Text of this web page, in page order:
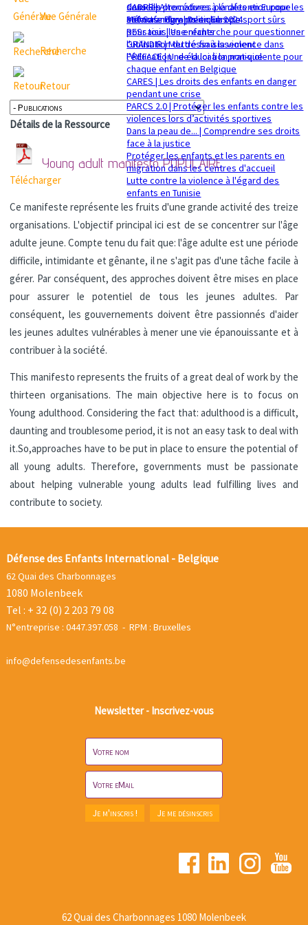
sexuelle
Mémorandum politique 2024
dans les procédures pénales en Europe
360 Safe Play | Des clubs de sport sûrs
pour tous les enfants
GRANDIR | Mettre fin à la violence dans
l’éducation : de la loi à la pratique
CADRE | Alternatives à la détention pour les
enfants migrants en Europe
RESsaisir | Une recherche pour questionner
l'utilisation du déssaisissement
PREFACE | Une éducation non-violente pour
chaque enfant en Belgique
CARES | Les droits des enfants en danger
pendant une crise
PARCS 2.0 | Protéger les enfants contre les
violences lors d’activités sportives
Dans la peau de... | Comprendre ses droits
face à la justice
Protéger les enfants et les parents en
migration dans les centres d'accueil
Lutte contre la violence à l'égard des
enfants en Tunisie
Vue Générale
Recherche
Retour
Détails de la Ressource
Young adult manifestoPOPULAIRE
Télécharger
Ce manifeste représente les fruits d'une grande activité des treize
organisations. L'objectif principal ici est de se concentrer sur l'âge
adulte jeune. Compte tenu du fait que: l'âge adulte est une période
difficile, intimidante et gênante, il ne s'agit pas d'une tâche facile à
gérer. Par conséquent, des approches doivent être mises en place
pour assurer le potentiel de tous les jeunes adultes. Par
conséquent, les gouvernements doivent être passionnés d'aider
les jeunes adultes vulnérables à mener une vie épanouissante et à
contribuer à la société.
This manifesto represents the fruits of a great deal of work by the
thirteen organisations. The main objective here is to focus on
Young adulthood. Considering the fact that: adulthood is a difficult,
daunting and troublesome period, it is not an easy task to deal with
it.So,approaches have to be put in place to ensure the potential of
all young adults. Therefore, governments must be passionate
about helping vulnerable young adults lead fulfilling lives and
contribute to society.
Défense des Enfants International - Belgique
62 Quai des Charbonnages
1080 Molenbeek
Tel : + 32 (0) 2 203 79 08
N°entreprise : 0447.397.058 - RPM : Bruxelles
info@defensedesenfants.be
Newsletter - Inscrivez-vous
62 Quai des Charbonnages 1080 Molenbeek